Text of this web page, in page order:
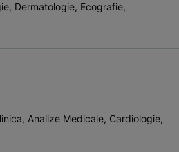
Dermatologie, Ecografie,
Analize Medicale, Cardiologie,